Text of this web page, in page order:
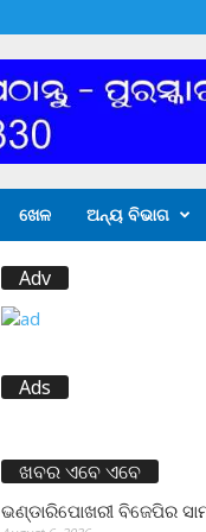
ଖେଳ ଅନ୍ୟ ବିଭାଗ
Adv
Ads
ଖବର ଏବେ ଏବେ
ଭଣ୍ଡାରିପୋଖରୀ ବିଜେପିର